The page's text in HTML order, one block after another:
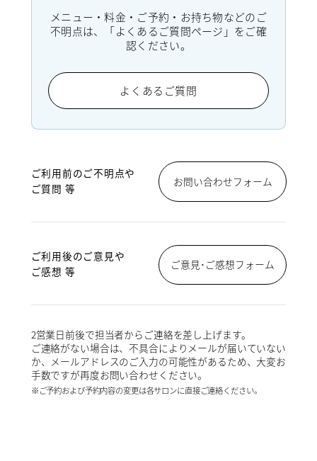
メニュー・料金・ご予約・お持ち物などのご
不明点は、「よくあるご質問ページ」をご確
認ください。
よくあるご質問
ご利用前のご不明点や
ご質問 等
お問い合わせフォーム
ご利用後のご意見や
ご感想 等
ご意見･ご感想フォーム
2営業日前後で担当者からご連絡を差し上げます。
ご連絡がない場合は、不具合によりメールが届いていない
か、メールアドレスのご入力の可能性があるため、大変お
手数ですが再度お問い合わせください。
※ご予約および予約内容の変更は各サロンに直接ご連絡ください。